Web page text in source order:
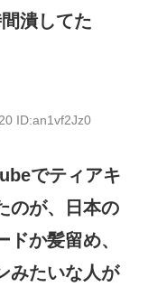
潰してた
ID:an1vf2Jz0
でティアキ
のが、日本の
か髪留め、
みたいな人が